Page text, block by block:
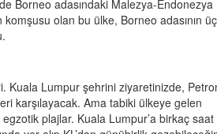
Borneo adasındaki Malezya-Endonezya
komşusu olan bu ülke, Borneo adasının
Kuala Lumpur şehrini ziyaretinizde,
karşılayacak. Ama tabiki ülkeye gelen
plajlar. Kuala Lumpur’a birkaç saat